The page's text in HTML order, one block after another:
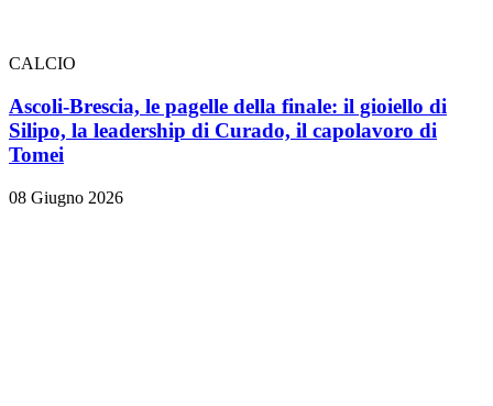
CALCIO
Ascoli-Brescia, le pagelle della finale: il gioiello di
Silipo, la leadership di Curado, il capolavoro di
Tomei
08 Giugno 2026